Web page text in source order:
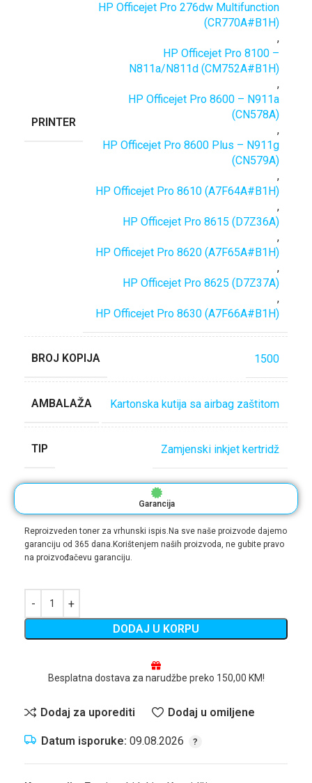
PRINTER
HP Officejet Pro 276dw Multifunction
(CR770A#B1H)
,
HP Officejet Pro 8100 –
N811a/N811d (CM752A#B1H)
,
HP Officejet Pro 8600 – N911a
(CN578A)
,
HP Officejet Pro 8600 Plus – N911g
(CN579A)
,
HP Officejet Pro 8610 (A7F64A#B1H)
,
HP Officejet Pro 8615 (D7Z36A)
,
HP Officejet Pro 8620 (A7F65A#B1H)
,
HP Officejet Pro 8625 (D7Z37A)
,
HP Officejet Pro 8630 (A7F66A#B1H)
BROJ KOPIJA 1500
AMBALAŽA Kartonska kutija sa airbag zaštitom
TIP Zamjenski inkjet kertridž
Garancija
Reproizveden toner za vrhunski ispis.Na sve naše proizvode dajemo
garanciju od 365 dana.Korištenjem naših proizvoda, ne gubite pravo
na proizvođačevu garanciju.
DODAJ U KORPU
Besplatna dostava za narudžbe preko 150,00 KM!
Dodaj za uporediti Dodaj u omiljene
Datum isporuke: 09.08.2026